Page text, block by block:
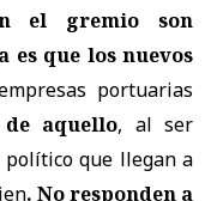
el gremio son
es que los nuevos
portuarias
aquello, al ser
que llegan a
. No responden a